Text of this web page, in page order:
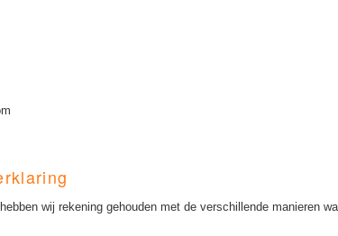
wij rekening gehouden met de verschillende manieren